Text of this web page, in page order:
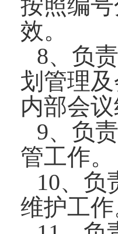
按照编
效。
8、负
划管理
内部会议
9、负
管工作。
10、负
维护工作